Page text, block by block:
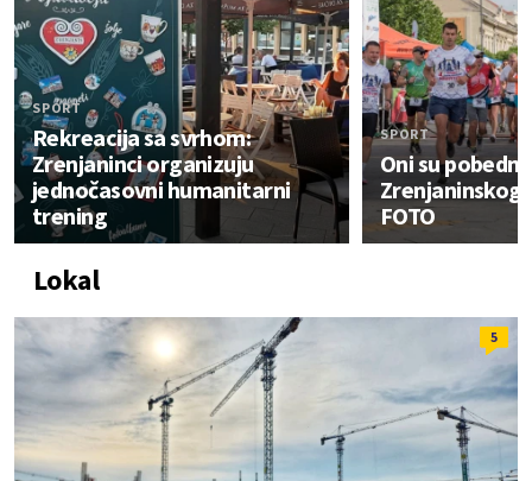
SPORT
Rekreacija sa svrhom:
Zrenjaninci organizuju
jednočasovni humanitarni
trening
SPORT
Oni su
Zrenjaninskog
FOTO
Lokal
5